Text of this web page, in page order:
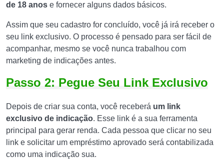
de 18 anos e fornecer alguns dados básicos.
Assim que seu cadastro for concluído, você já irá receber o
seu link exclusivo. O processo é pensado para ser fácil de
acompanhar, mesmo se você nunca trabalhou com
marketing de indicações antes.
Passo 2: Pegue Seu Link Exclusivo
Depois de criar sua conta, você receberá um link
exclusivo de indicação. Esse link é a sua ferramenta
principal para gerar renda. Cada pessoa que clicar no seu
link e solicitar um empréstimo aprovado será contabilizada
como uma indicação sua.